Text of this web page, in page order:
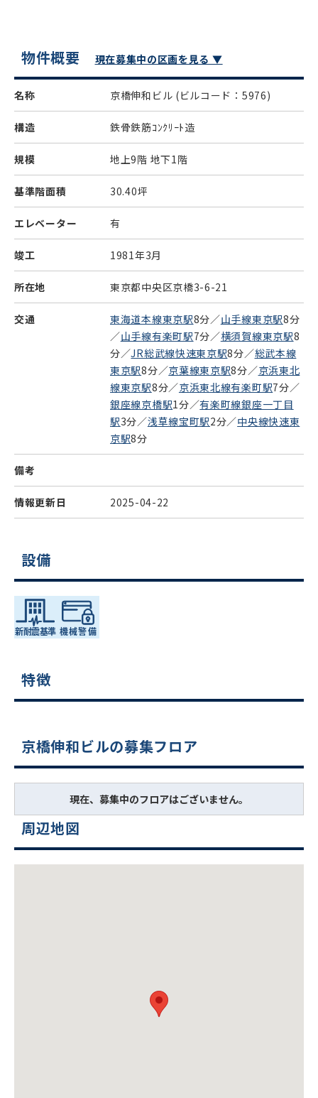
物件概要 現在募集中の区画を見る ▼
名称 京橋伸和ビル (ビルコード：5976)
構造 鉄骨鉄筋ｺﾝｸﾘｰﾄ造
規模 地上9階 地下1階
基準階面積 30.40坪
エレベーター 有
竣工 1981年3月
所在地 東京都中央区京橋3-6-21
交通 東海道本線東京駅8分／山手線東京駅8分
／山手線有楽町駅7分／横須賀線東京駅8
分／JR総武線快速東京駅8分／総武本線
東京駅8分／京葉線東京駅8分／京浜東北
線東京駅8分／京浜東北線有楽町駅7分／
銀座線京橋駅1分／有楽町線銀座一丁目
駅3分／浅草線宝町駅2分／中央線快速東
京駅8分
備考
情報更新日 2025-04-22
設備
特徴
京橋伸和ビルの募集フロア
現在、募集中のフロアはございません。
周辺地図